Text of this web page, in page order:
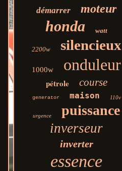
démarrer moteur
honda watt
2200w silencieux
1000w onduleur
pétrole course
generator maison 110v
urgence puissance
inverseur
inverter
essence